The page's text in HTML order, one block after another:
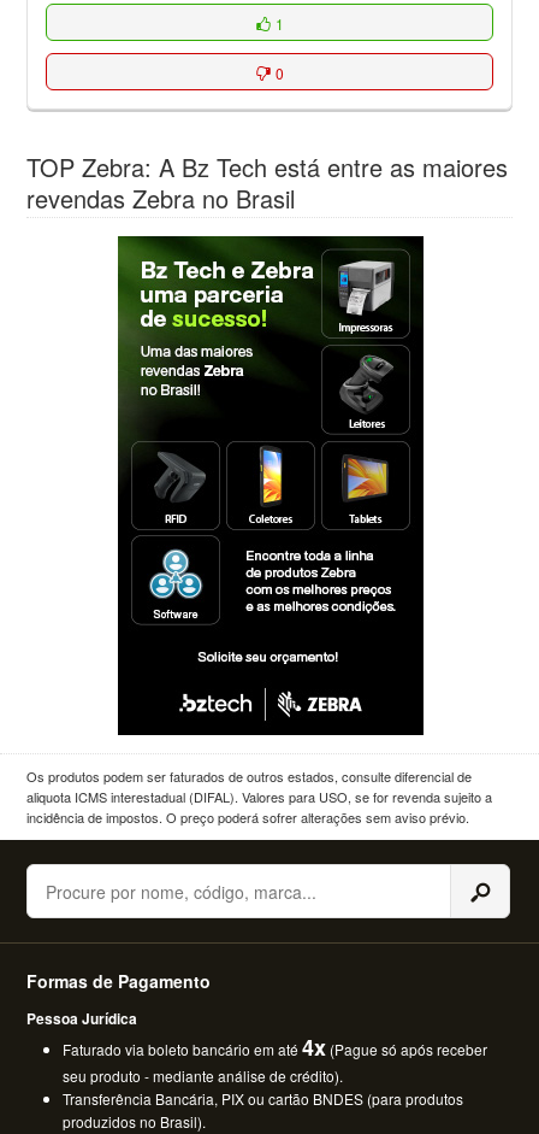
1
0
TOP Zebra: A Bz Tech está entre as maiores
revendas Zebra no Brasil
Os produtos podem ser faturados de outros estados, consulte diferencial de
aliquota ICMS interestadual (DIFAL). Valores para USO, se for revenda sujeito a
incidência de impostos. O preço poderá sofrer alterações sem aviso prévio.
Buscar
Formas de Pagamento
Pessoa Jurídica
Faturado via boleto bancário em até4x (Pague só após receber
seu produto - mediante análise de crédito).
Transferência Bancária, PIX ou cartão BNDES (para produtos
produzidos no Brasil).